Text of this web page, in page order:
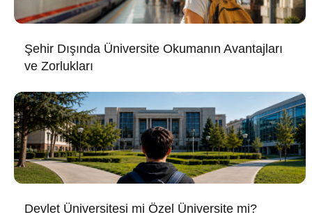
Şehir Dışında Üniversite Okumanın Avantajları
ve Zorlukları
Devlet Üniversitesi mi Özel Üniversite mi?